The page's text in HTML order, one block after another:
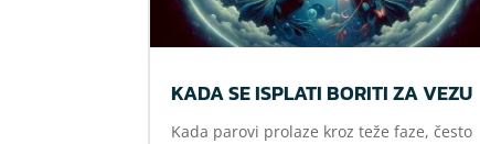
KADA SE ISPLATI BORITI ZA VEZU
Kada parovi prolaze kroz teže faze, često